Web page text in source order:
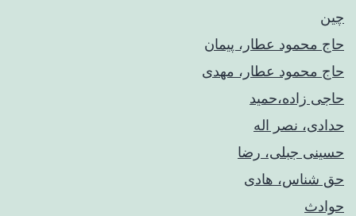
چین
حاج محمود عطار، پیمان
حاج محمود عطار، مهدی
حاجی زاده،حمید
حدادی، نصر اله
حسینی جبلی، رضا
حق شناس، هادی
حوادث